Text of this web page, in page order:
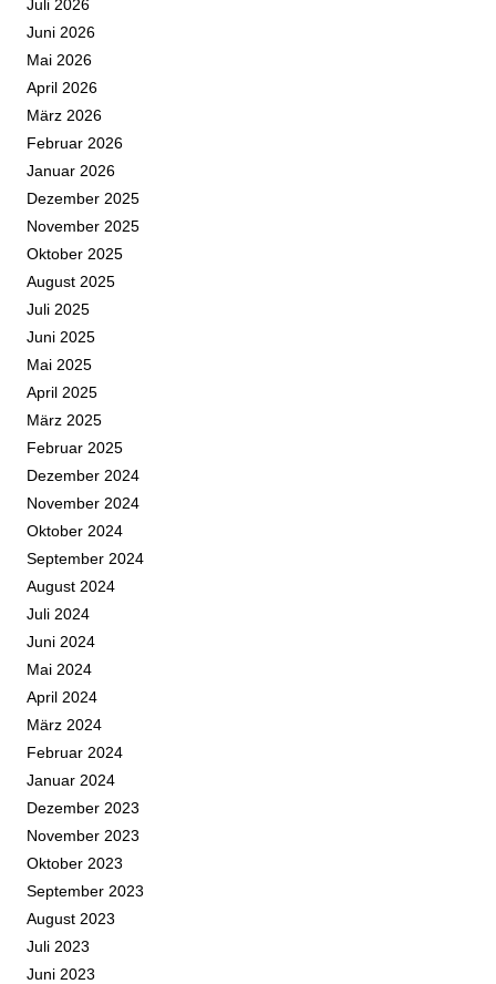
Juli 2026
Juni 2026
Mai 2026
April 2026
März 2026
Februar 2026
Januar 2026
Dezember 2025
November 2025
Oktober 2025
August 2025
Juli 2025
Juni 2025
Mai 2025
April 2025
März 2025
Februar 2025
Dezember 2024
November 2024
Oktober 2024
September 2024
August 2024
Juli 2024
Juni 2024
Mai 2024
April 2024
März 2024
Februar 2024
Januar 2024
Dezember 2023
November 2023
Oktober 2023
September 2023
August 2023
Juli 2023
Juni 2023